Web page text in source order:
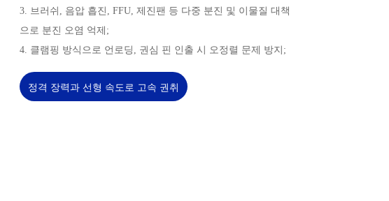
3. 브러쉬, 음압 흡진, FFU, 제진팬 등 다중 분진 및 이물질 대책
으로 분진 오염 억제;
4. 클램핑 방식으로 언로딩, 권심 핀 인출 시 오정렬 문제 방지;
정격 장력과 선형 속도로 고속 권취